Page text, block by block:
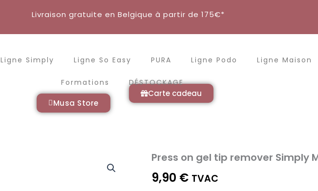
Livraison gratuite en Belgique à partir de 175€*
Ligne Simply Ligne So Easy PURA Ligne Podo Ligne Maison
Formations DÉSTOCKAGE
Musa Store
Carte cadeau
Press on gel tip remover Simply
9,90 € TVAC
quantité
Press
on